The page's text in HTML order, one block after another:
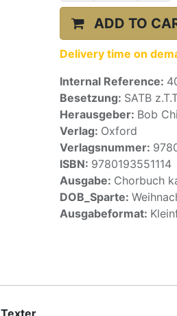
ADD TO
Delivery time on
Internal Reference:
Besetzung: SATB
Herausgeber: Bob
Verlag: Oxford
Verlagsnummer:
ISBN: 9780193551114
Ausgabe: Chorbuch
DOB_Sparte:
Ausgabeformat:
Texter